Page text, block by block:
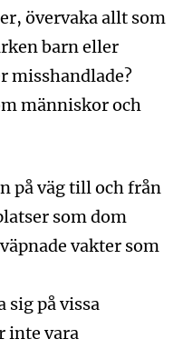
övervaka allt som
barn eller
misshandlade?
människor och
på väg till och från
som dom
vakter som
sig på vissa
inte vara